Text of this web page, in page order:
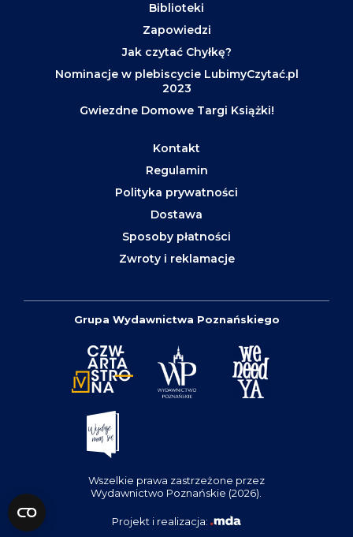
Biblioteki
Zapowiedzi
Jak czytać Chyłkę?
Nominacje w plebiscycie LubimyCzytać.pl
2023
Gwiezdne Domowe Targi Książki!
Kontakt
Regulamin
Polityka prywatności
Dostawa
Sposoby płatności
Zwroty i reklamacje
Grupa Wydawnictwa Poznańskiego
Wszelkie prawa zastrzeżone przez
Wydawnictwo Poznańskie (2026).
Projekt i realizacja: